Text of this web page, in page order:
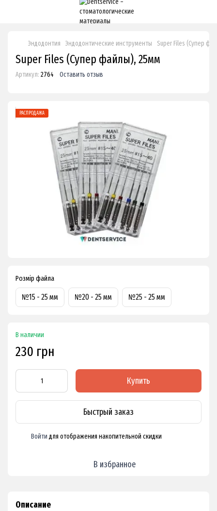
Эндодонтия Эндодонтические инструменты Super Files (Супер
Super Files (Супер файлы), 25мм
Артикул: 2764 Оставить отзыв
РАСПРОДАЖА
Розмір файла
№15 - 25 мм №20 - 25 мм №25 - 25 мм
В наличии
230 грн
Купить
Быстрый заказ
Войти для отображения накопительной скидки
В избранное
Описание